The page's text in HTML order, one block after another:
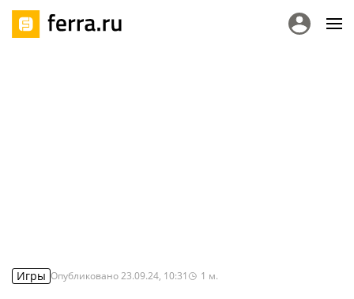
Игры Опубликовано23.09.24, 10:31 1 м.